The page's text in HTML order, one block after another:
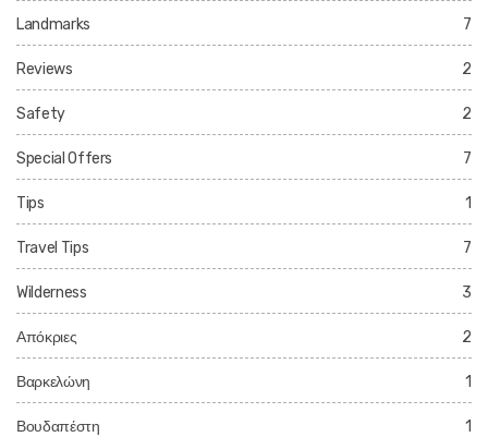
Landmarks 7
Reviews 2
Safety 2
Special Offers 7
Tips 1
Travel Tips 7
Wilderness 3
Απόκριες 2
Βαρκελώνη 1
Βουδαπέστη 1